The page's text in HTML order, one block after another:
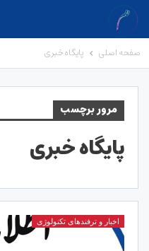
صفحه اصلی پایگاه خبری
مرور برچسب
پایگاه خبری
اخبار و ترفندهای تکنولوژی